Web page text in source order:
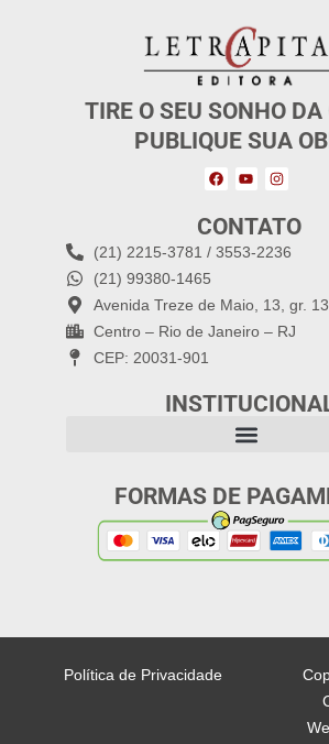
TIRE O SEU SONHO
PUBLIQUE SUA
CONTATO
(21) 2215-3781 / 3553-2236
(21) 99380-1465
Avenida Treze de Maio, 13, gr.
Centro – Rio de Janeiro – RJ
CEP: 20031-901
FORMAS DE
Política de Privacidade